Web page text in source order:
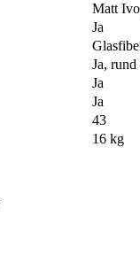
Matt
Ja
Ja, rund
Ja
Ja
43
16 kg